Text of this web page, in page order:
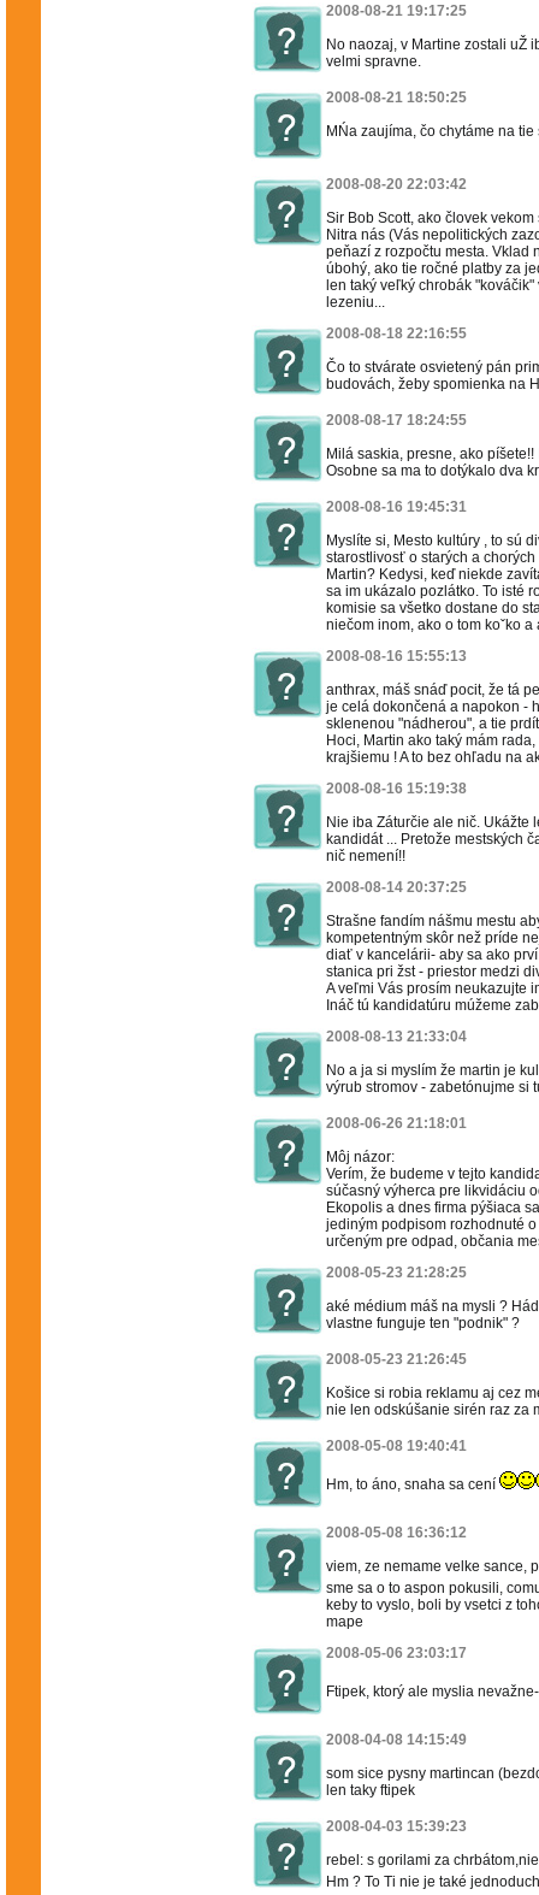
2008-08-21 19:17:25
No naozaj, v Martine zostali uŽ
velmi spravne.
2008-08-21 18:50:25
MŃa zaujíma, čo chytáme na
2008-08-20 22:03:42
Sir Bob Scott, ako človek
Nitra nás (Vás nepolitických
peňazí z rozpočtu mesta. Vklad
úbohý, ako tie ročné platby za
len taký veľký chrobák
lezeniu...
2008-08-18 22:16:55
Čo to stvárate osvietený pán
budovách, žeby spomienka na
2008-08-17 18:24:55
Milá saskia, presne, ako
Osobne sa ma to dotýkalo dva
2008-08-16 19:45:31
Myslíte si, Mesto kultúry , to sú
starostlivosť o starých a
Martin? Kedysi, keď niekde
sa im ukázalo pozlátko. To isté
komisie sa všetko dostane do
niečom inom, ako o tom koˇko
2008-08-16 15:55:13
anthrax, máš snáď pocit, že tá
je celá dokončená a napokon -
sklenenou "nádherou", a tie
Hoci, Martin ako taký mám
krajšiemu ! A to bez ohľadu na
2008-08-16 15:19:38
Nie iba Záturčie ale nič. Ukážte
kandidát ... Pretože mestských
nič nemení!!
2008-08-14 20:37:25
Strašne fandím nášmu mestu
kompetentným skôr než príde
diať v kancelárii- aby sa ako
stanica pri žst - priestor medzi
A veľmi Vás prosím neukazujte
Ináč tú kandidatúru múžeme
2008-08-13 21:33:04
No a ja si myslím že martin je
výrub stromov - zabetónujme si
2008-06-26 21:18:01
Môj názor:
Verím, že budeme v tejto
súčasný výherca pre likvidáciu
Ekopolis a dnes firma pýšiaca
jediným podpisom rozhodnuté
určeným pre odpad, občania
2008-05-23 21:28:25
aké médium máš na mysli ?
vlastne funguje ten "podnik" ?
2008-05-23 21:26:45
Košice si robia reklamu aj cez
nie len odskúšanie sirén raz za
2008-05-08 19:40:41
Hm, to áno, snaha sa cení
2008-05-08 16:36:12
viem, ze nemame velke sance,
sme sa o to aspon pokusili,
keby to vyslo, boli by vsetci z
mape
2008-05-06 23:03:17
Ftipek, ktorý ale myslia
2008-04-08 14:15:49
som sice pysny martincan
len taky ftipek
2008-04-03 15:39:23
rebel: s gorilami za
Hm ? To Ti nie je také